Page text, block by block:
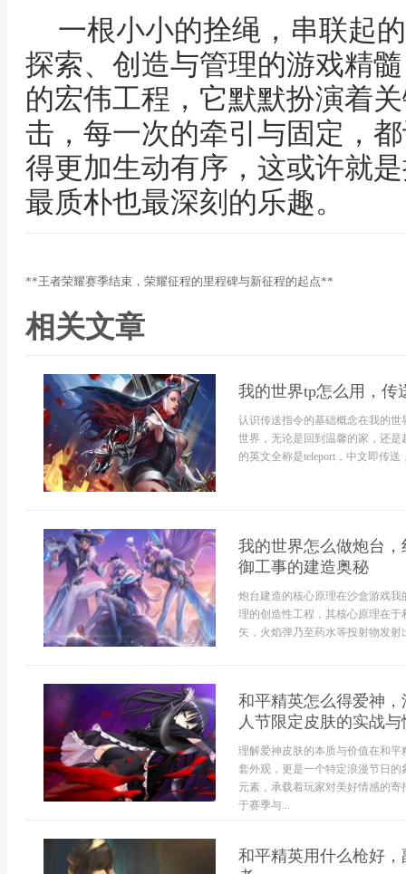
一根小小的拴绳，串联起
探索、创造与管理的游戏精
的宏伟工程，它默默扮演着
击，每一次的牵引与固定，
得更加生动有序，这或许就
最质朴也最深刻的乐趣。
**王者荣耀赛季结束，荣耀征程的里程碑与新征程的起点**
相关文章
我的世界tp怎么用，传
认识传送指令的基础概念在我的
世界，无论是回到温馨的家，还
的英文全称是teleport，中文即传
我的世界怎么做炮台
御工事的建造奥秘
炮台建造的核心原理在沙盒游戏
理的创造性工程，其核心原理在
矢，火焰弹乃至药水等投射物发射
和平精英怎么得爱神
人节限定皮肤的实战
理解爱神皮肤的本质与价值在和
套外观，更是一个特定浪漫节日
元素，承载着玩家对美好情感的
于赛季与...
和平精英用什么枪好